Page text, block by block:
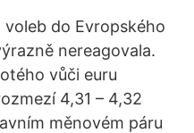
do Evropského
nereagovala.
vůči euru
4,31 – 4,32
měnovém páru